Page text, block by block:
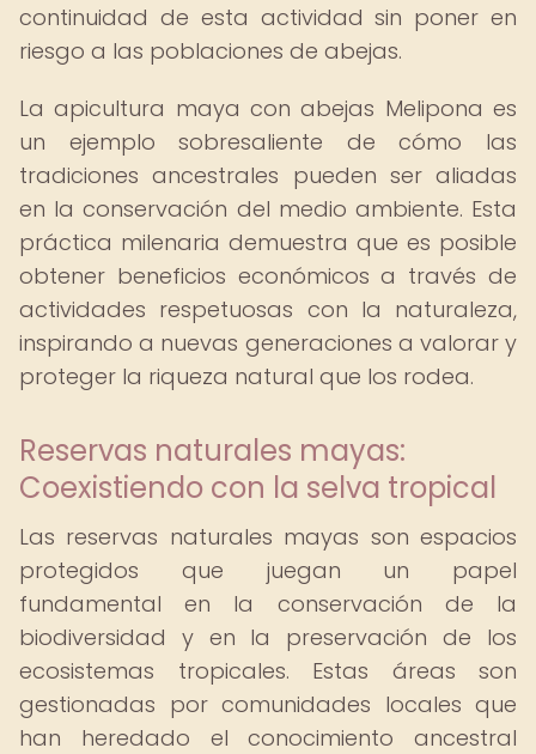
continuidad de esta actividad sin poner en
riesgo a las poblaciones de abejas.
La apicultura maya con abejas Melipona es
un ejemplo sobresaliente de cómo las
tradiciones ancestrales pueden ser aliadas
en la conservación del medio ambiente. Esta
práctica milenaria demuestra que es posible
obtener beneficios económicos a través de
actividades respetuosas con la naturaleza,
inspirando a nuevas generaciones a valorar y
proteger la riqueza natural que los rodea.
Reservas naturales mayas:
Coexistiendo con la selva tropical
Las reservas naturales mayas son espacios
protegidos que juegan un papel
fundamental en la conservación de la
biodiversidad y en la preservación de los
ecosistemas tropicales. Estas áreas son
gestionadas por comunidades locales que
han heredado el conocimiento ancestral